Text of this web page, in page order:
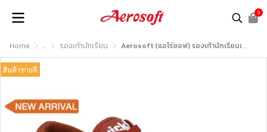
0
Home ... รองเท้านักเรียน Aerosoft (แอโร่ซอฟ) รองเท้านักเรียนเพื่อสุขภาพ รุ่น SB222
สินค้าขายดี